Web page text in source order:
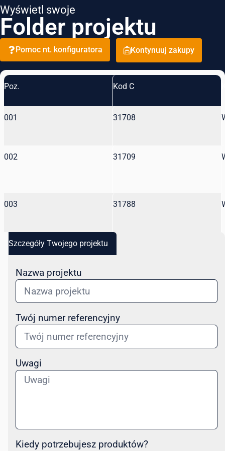
Wyświetl swoje
Folder projektu
Pomoc nt. konfiguratora Kontynuuj zakupy
Poz. Kod C
001 31708
002 31709
003 31788
Szczegóły Twojego projektu
Nazwa projektu
Twój numer referencyjny
Uwagi
Kiedy potrzebujesz produktów?